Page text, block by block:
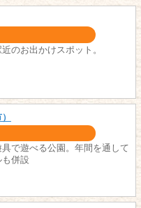
のお出かけスポット。
で遊べる公園。年間を通して
も併設